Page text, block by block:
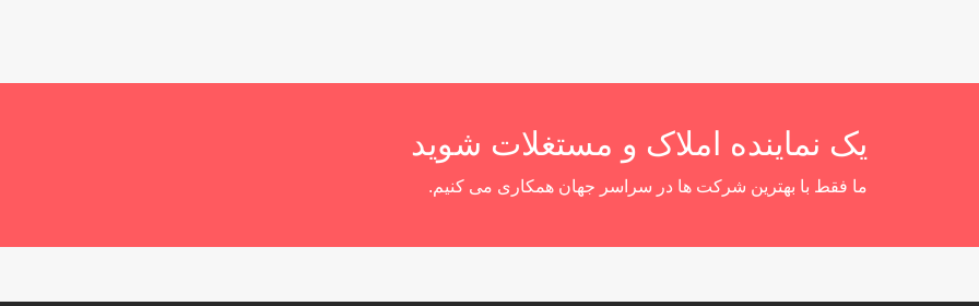
یک نماینده املاک و مستغلات شوید
ما فقط با بهترین شرکت ها در سراسر جهان همکاری می کنیم.